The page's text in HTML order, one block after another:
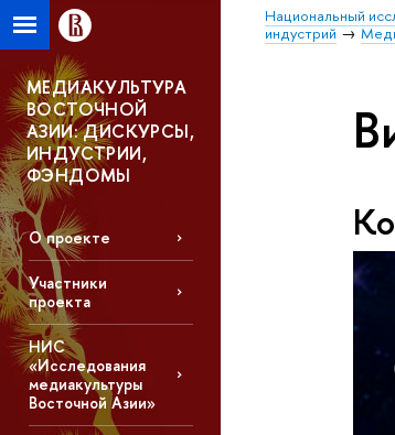
Национальный
индустрий
МЕДИАКУЛЬТУРА
ВОСТОЧНОЙ
АЗИИ: ДИСКУРСЫ,
ИНДУСТРИИ,
ФЭНДОМЫ
О проекте
Участники
проекта
НИС
«Исследования
медиакультуры
Восточной Азии»